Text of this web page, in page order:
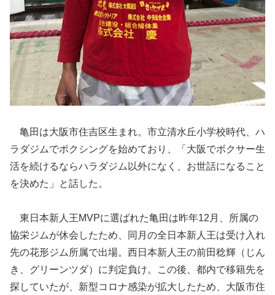
亀田は大阪市住吉区生まれ。市立清水丘小学校時代、ハ
ラダジムでボクシングを始めており、「大阪でボクサー生
活を続けるならハラダジム以外になく、お世話になること
を決めた」と話した。
東日本新人王MVPに選ばれた亀田は昨年12月、所属の
協栄ジムが休会したため、同月の全日本新人王は受け入れ
先の花形ジム所属で出場。西日本新人王の前田稔輝（じん
き、グリーンツダ）に判定負け。この後、都内で移籍先を
探していたが、新型コロナ感染が拡大したため、大阪市住